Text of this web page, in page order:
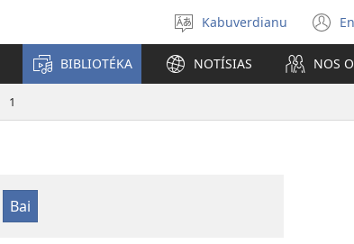
Skodje
língua
Kabuverdianu
BIBLIOTÉKA NOTÍSIAS NOS
1